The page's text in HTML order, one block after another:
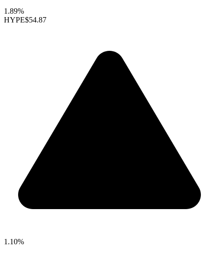
1.89%
HYPE$54.87
1.10%